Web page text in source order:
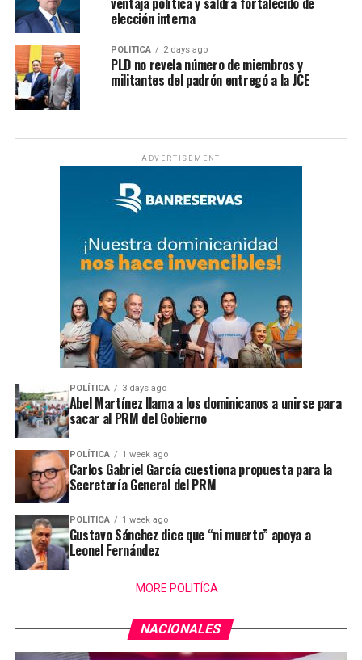
elección interna
POLÍTICA 2 days ago
PLD no revela número de miembros y
militantes del padrón entregó a la JCE
ADVERTISEMENT
POLÍTICA 3 days ago
Abel Martínez llama a los dominicanos a unirse para
sacar al PRM del Gobierno
POLÍTICA 1 week ago
Carlos Gabriel García cuestiona propuesta para la
Secretaría General del PRM
POLÍTICA 1 week ago
Gustavo Sánchez dice que “ni muerto” apoya a
Leonel Fernández
MORE POLITÍCA
NACIONALES